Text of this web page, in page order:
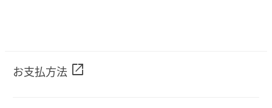
お支払方法 open_in_new